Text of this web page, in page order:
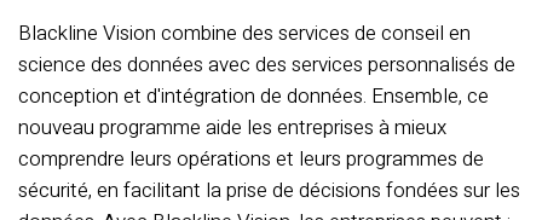
Blackline Vision combine des services de conseil en
science des données avec des services personnalisés de
conception et d'intégration de données. Ensemble, ce
nouveau programme aide les entreprises à mieux
comprendre leurs opérations et leurs programmes de
sécurité, en facilitant la prise de décisions fondées sur les